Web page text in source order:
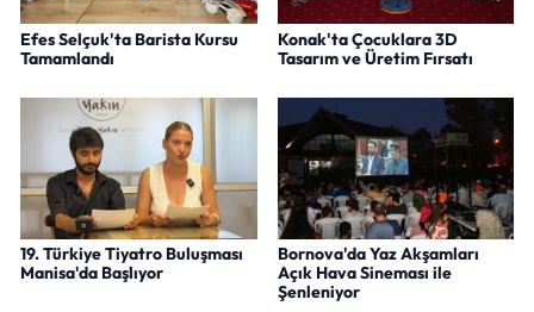
Efes Selçuk'ta Barista Kursu
Tamamlandı
Konak'ta Çocuklara 3D
Tasarım ve Üretim Fırsatı
19. Türkiye Tiyatro Buluşması
Manisa'da Başlıyor
Bornova'da Yaz Akşamları
Açık Hava Sineması ile
Şenleniyor